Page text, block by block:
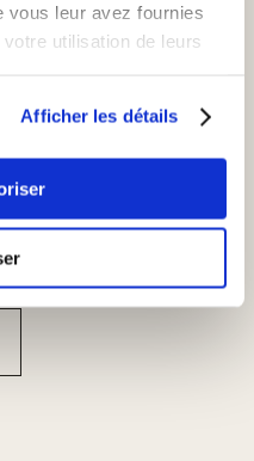
vous leur avez fournies
utilisation de leurs
Afficher les détails
demandez conseil à
à votre arrivée : nous
se fait de façon
Ideosens. Sur
les espèces et les